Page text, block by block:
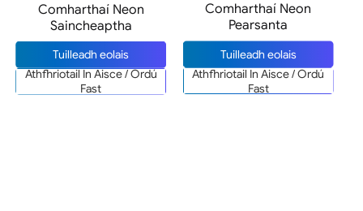
Comharthaí Neon
Saincheaptha
Tuilleadh eolais
Athfhriotail In Aisce / Ordú
Fast
Comharthaí Neon
Pearsanta
Tuilleadh eolais
Athfhriotail In Aisce / Ordú
Fast